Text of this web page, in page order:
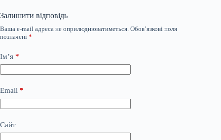
Залишити відповідь
Ваша e-mail адреса не оприлюднюватиметься. Обов’язкові поля
позначені *
Ім’я *
Email *
Сайт